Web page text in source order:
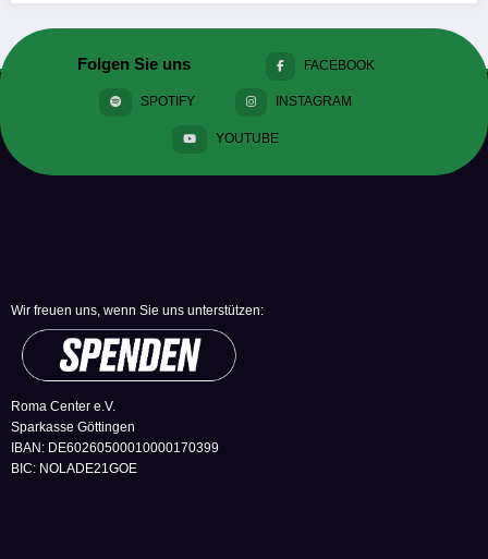
Folgen Sie uns FACEBOOK
SPOTIFY INSTAGRAM
YOUTUBE
Wir freuen uns, wenn Sie uns unterstützen:
Roma Center e.V.
Sparkasse Göttingen
IBAN: DE60260500010000170399
BIC: NOLADE21GOE